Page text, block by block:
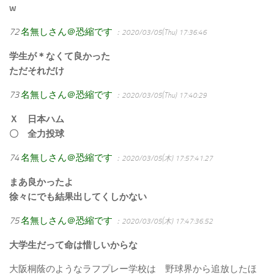
w
72名無しさん＠恐縮です ：2020/03/05(Thu) 17:36:46
学生が＊なくて良かった
ただそれだけ
73名無しさん＠恐縮です ：2020/03/05(Thu) 17:40:29
Ｘ 日本ハム
〇 全力投球
74名無しさん＠恐縮です ：2020/03/05(木) 17:57:41.27
まあ良かったよ
徐々にでも結果出してくしかない
75名無しさん＠恐縮です ：2020/03/05(木) 17:47:36.52
大学生だって命は惜しいからな
大阪桐蔭のようなラフプレー学校は 野球界から追放したほ